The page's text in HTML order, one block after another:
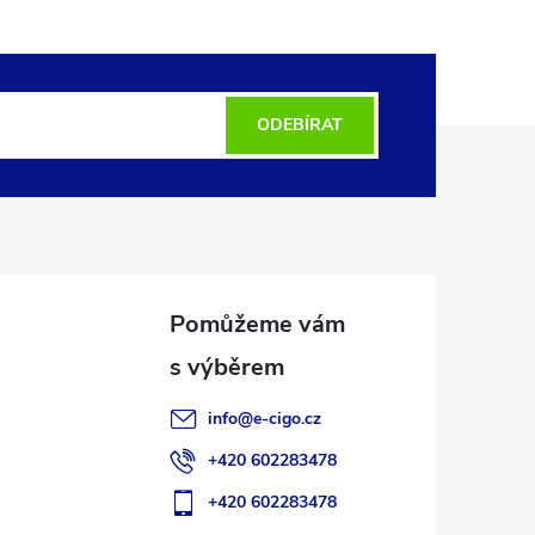
ODEBÍRAT
info@e-cigo.cz
+420 602283478
+420 602283478